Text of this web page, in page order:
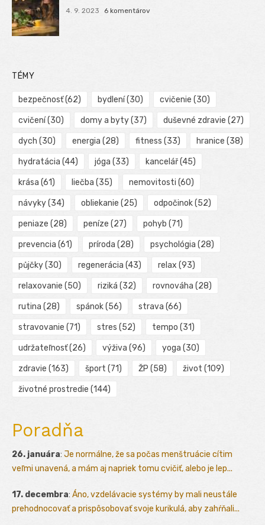
4. 9. 2023 6 komentárov
TÉMY
bezpečnosť(62) bydlení(30) cvičenie (30)
cvičení(30) domy a byty(37) duševné zdravie (27)
dych (30) energia (28) fitness (33) hranice (38)
hydratácia (44) jóga (33) kancelář(45)
krása (61) liečba (35) nemovitosti (60)
návyky(34) obliekanie (25) odpočinok(52)
peniaze (28) peníze (27) pohyb (71)
prevencia (61) príroda (28) psychológia (28)
půjčky(30) regenerácia (43) relax (93)
relaxovanie (50) riziká (32) rovnováha (28)
rutina (28) spánok(56) strava (66)
stravovanie (71) stres (52) tempo (31)
udržateľnosť(26) výživa (96) yoga (30)
zdravie (163) šport (71) ŽP (58) život (109)
životné prostredie (144)
Poradňa
26. januára: Je normálne, že sa počas menštruácie cítim
veľmi unavená, a mám aj napriek tomu cvičiť, alebo je lep...
17. decembra: Áno, vzdelávacie systémy by mali neustále
prehodnocovať a prispôsobovať svoje kurikulá, aby zahŕňali...